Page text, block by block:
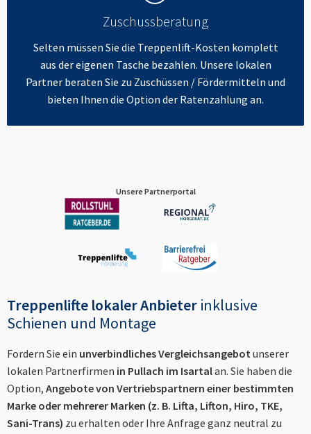
Zuschussberatung
Selten müssen Sie die Treppenlift-Kosten komplett
aus der eigenen Tasche bezahlen. Unsere lokalen
Partner beraten Sie zu Zuschüssen / Fördermitteln und
bieten Ihnen die Option der Ratenzahlung an.
Unsere Partnerportal
Treppenlifte lokaler Anbieter inklusive
Schienen und Montage
Fordern Sie ein unverbindliches Vergleichsangebotunserer
lokalen Partnerfirmen in Pullach im Isartalan. Sie haben die
Option, Angebote von Vertriebspartnern einer bestimmten
Marke oder mehrerer Marken (z. B. Lifta, Lifton, Hiro, TKE,
Sani-Trans) zu erhalten oder Ihre Anfrage ganz neutral zu